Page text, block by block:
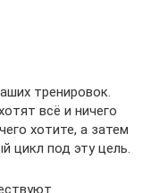
тренировок.
всё и ничего
хотите, а затем
цикл под эту цель.